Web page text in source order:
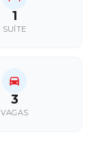
1
SUÍTE
3
VAGAS